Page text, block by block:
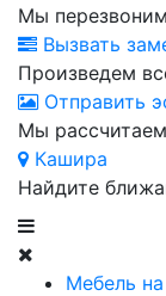
Мы
Вызвать
Произведем
Отправить
Мы
Кашира
Найдите
Мебель на